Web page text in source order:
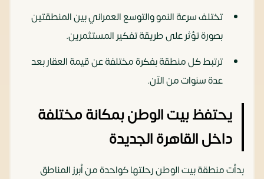
تختلف سرعة النمو والتوسع العمراني بين المنطقتين
بصورة تؤثر على طريقة تفكير المستثمرين.
ترتبط كل منطقة بفكرة مختلفة عن قيمة العقار بعد
عدة سنوات من الآن.
يحتفظ بيت الوطن بمكانة مختلفة
داخل القاهرة الجديدة
بدأت منطقة بيت الوطن رحلتها كواحدة من أبرز المناطق